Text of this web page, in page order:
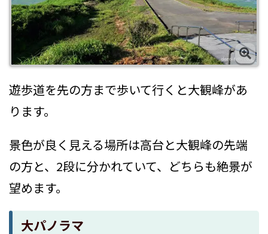
遊歩道を先の方まで歩いて行くと大観峰があ
ります。
景色が良く見える場所は高台と大観峰の先端
の方と、2段に分かれていて、どちらも絶景が
望めます。
大パノラマ